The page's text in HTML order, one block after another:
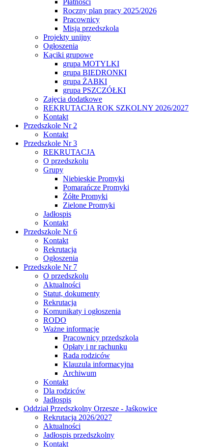
Płatności
Roczny plan pracy 2025/2026
Pracownicy
Misja przedszkola
Projekty unijny
Ogłoszenia
Kąciki grupowe
grupa MOTYLKI
grupa BIEDRONKI
grupa ŻABKI
grupa PSZCZÓŁKI
Zajęcia dodatkowe
REKRUTACJA ROK SZKOLNY 2026/2027
Kontakt
Przedszkole Nr 2
Kontakt
Przedszkole Nr 3
REKRUTACJA
O przedszkolu
Grupy
Niebieskie Promyki
Pomarańcze Promyki
Żółte Promyki
Zielone Promyki
Jadłospis
Kontakt
Przedszkole Nr 6
Kontakt
Rekrutacja
Ogłoszenia
Przedszkole Nr 7
O przedszkolu
Aktualności
Statut, dokumenty
Rekrutacja
Komunikaty i ogłoszenia
RODO
Ważne informacje
Pracownicy przedszkola
Opłaty i nr rachunku
Rada rodziców
Klauzula informacyjna
Archiwum
Kontakt
Dla rodziców
Jadłospis
Oddział Przedszkolny Orzesze - Jaśkowice
Rekrutacja 2026/2027
Aktualności
Jadłospis przedszkolny
Kontakt